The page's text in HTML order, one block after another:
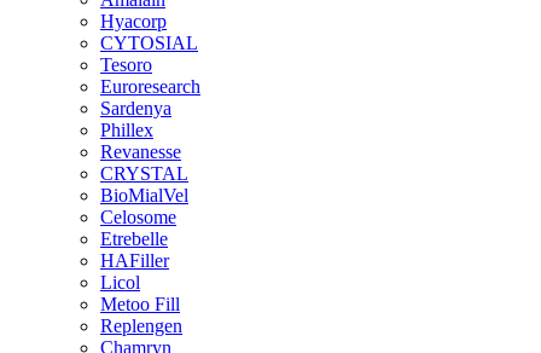
Hyacorp
CYTOSIAL
Tesoro
Euroresearch
Sardenya
Phillex
Revanesse
CRYSTAL
BioMialVel
Celosome
Etrebelle
HAFiller
Licol
Metoo Fill
Replengen
Chamryn